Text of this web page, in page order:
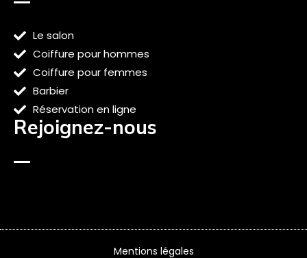
Le salon
Coiffure pour hommes
Coiffure pour femmes
Barbier
Réservation en ligne
Rejoignez-nous
Mentions légales